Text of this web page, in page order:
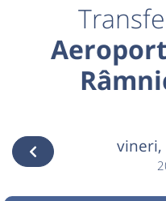
vineri,